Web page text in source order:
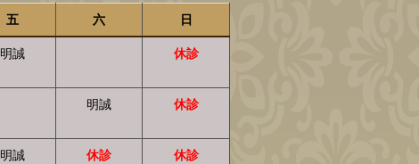
五 六 日
明誠 休診
明誠 休診
明誠 休診 休診